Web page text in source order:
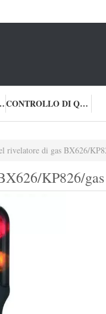
CONTROLLO DI QUALITÀ
rivelatore di gas BX626/
KP826/gas